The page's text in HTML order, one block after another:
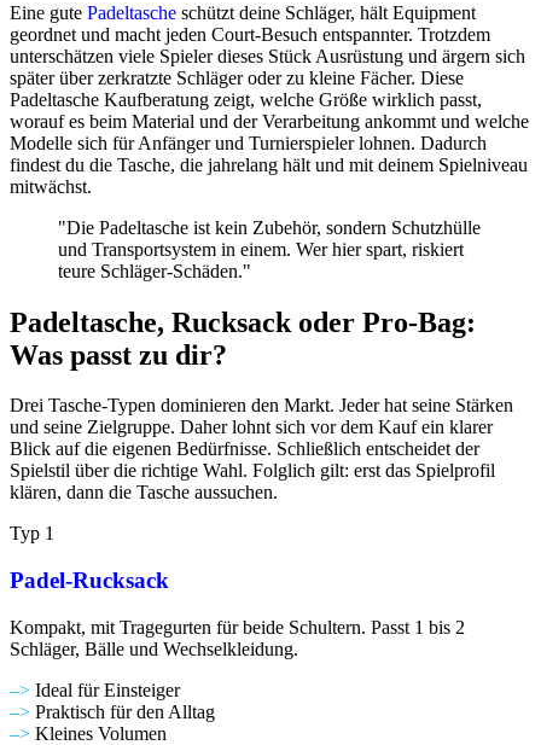
Eine gute Padeltasche schützt deine Schläger, hält Equipment
geordnet und macht jeden Court-Besuch entspannter. Trotzdem
unterschätzen viele Spieler dieses Stück Ausrüstung und ärgern sich
später über zerkratzte Schläger oder zu kleine Fächer. Diese
Padeltasche Kaufberatung zeigt, welche Größe wirklich passt,
worauf es beim Material und der Verarbeitung ankommt und welche
Modelle sich für Anfänger und Turnierspieler lohnen. Dadurch
findest du die Tasche, die jahrelang hält und mit deinem Spielniveau
mitwächst.
"Die Padeltasche ist kein Zubehör, sondern Schutzhülle
und Transportsystem in einem. Wer hier spart, riskiert
teure Schläger-Schäden."
Padeltasche, Rucksack oder Pro-Bag:
Was passt zu dir?
Drei Tasche-Typen dominieren den Markt. Jeder hat seine Stärken
und seine Zielgruppe. Daher lohnt sich vor dem Kauf ein klarer
Blick auf die eigenen Bedürfnisse. Schließlich entscheidet der
Spielstil über die richtige Wahl. Folglich gilt: erst das Spielprofil
klären, dann die Tasche aussuchen.
Typ 1
Padel-Rucksack
Kompakt, mit Tragegurten für beide Schultern. Passt 1 bis 2
Schläger, Bälle und Wechselkleidung.
–> Ideal für Einsteiger
–> Praktisch für den Alltag
–> Kleines Volumen